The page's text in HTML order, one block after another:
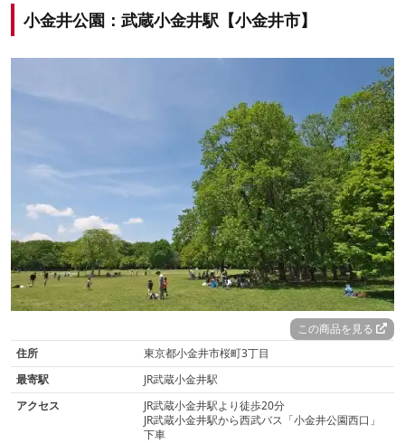
小金井公園：武蔵小金井駅【小金井市】
この商品を見る
住所
東京都小金井市桜町3丁目
最寄駅
JR武蔵小金井駅
アクセス
JR武蔵小金井駅より徒歩20分
JR武蔵小金井駅から西武バス「小金井公園西口」
下車